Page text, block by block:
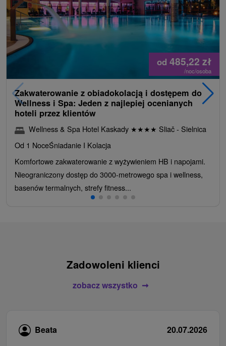
od 485,22 zł
/noc/osoba
Zakwaterowanie z obiadokolacją i dostępem do
Wellness i Spa: Jeden z najlepiej ocenianych
hoteli przez klientów
Wellness & Spa Hotel Kaskady ★★★★ Sliač - Sielnica
Od 1 NoceŚniadanie I Kolacja
Komfortowe zakwaterowanie z wyżywieniem HB i napojami.
Nieograniczony dostęp do 3000-metrowego spa i wellness,
basenów termalnych, strefy fitness...
Zadowoleni klienci
zobacz wszystko
Beata 20.07.2026